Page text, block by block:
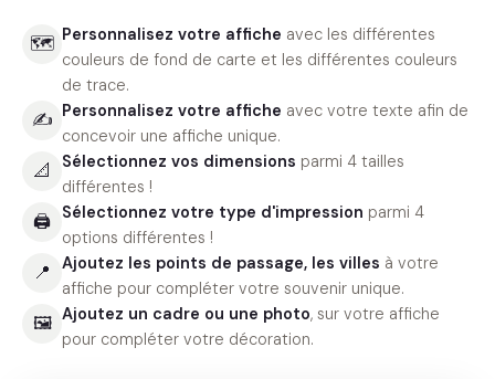
🗺 Personnalisez votre affiche avec les différentes
couleurs de fond de carte et les différentes couleurs
de trace.
✍️ Personnalisez votre affiche avec votre texte afin de
concevoir une affiche unique.
📐 Sélectionnez vos dimensions parmi 4 tailles
différentes !
🖨 Sélectionnez votre type d'impression parmi 4
options différentes !
📍 Ajoutez les points de passage, les villes à votre
affiche pour compléter votre souvenir unique.
🖼 Ajoutez un cadre ou une photo, sur votre affiche
pour compléter votre décoration.